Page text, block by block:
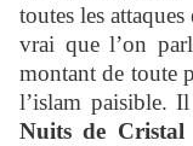
toutes les
vrai que l’on
montant de toute
l’islam paisible.
Nuits de Cristal